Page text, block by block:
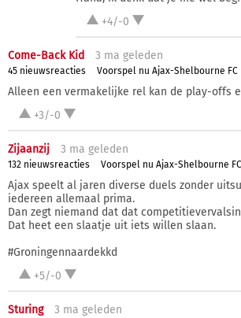
+4/-0
Come-Back Kid 3 ma geleden
45 nieuwsreacties Voorspel nu Ajax-Shelbourne FC
Alleen een vermakelijke rel kan de play-offs
+3/-0
Zijaanzij 3 ma geleden
132 nieuwsreacties Voorspel nu Ajax-Shelbourne FC
Ajax speelt al jaren diverse duels zonder
iedereen allemaal prima.
Dan zegt niemand dat dat
Dat heet een slaatje uit iets willen slaan.
#Groningennaardekkd
+5/-0
Sturing 3 ma geleden